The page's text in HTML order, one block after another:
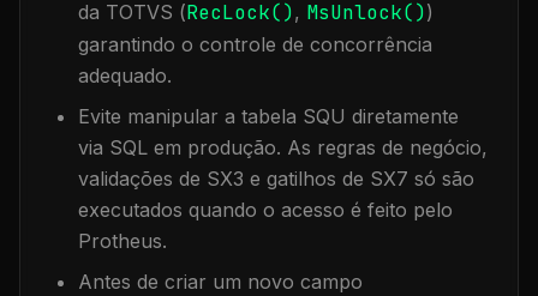
da TOTVS (RecLock(), MsUnlock())
garantindo o controle de concorrência
adequado.
Evite manipular a tabela SQU diretamente
via SQL em produção. As regras de negócio,
validações de SX3 e gatilhos de SX7 só são
executados quando o acesso é feito pelo
Protheus.
Antes de criar um novo campo